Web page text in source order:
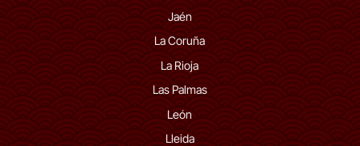
Jaén
La Coruña
La Rioja
Las Palmas
León
Lleida